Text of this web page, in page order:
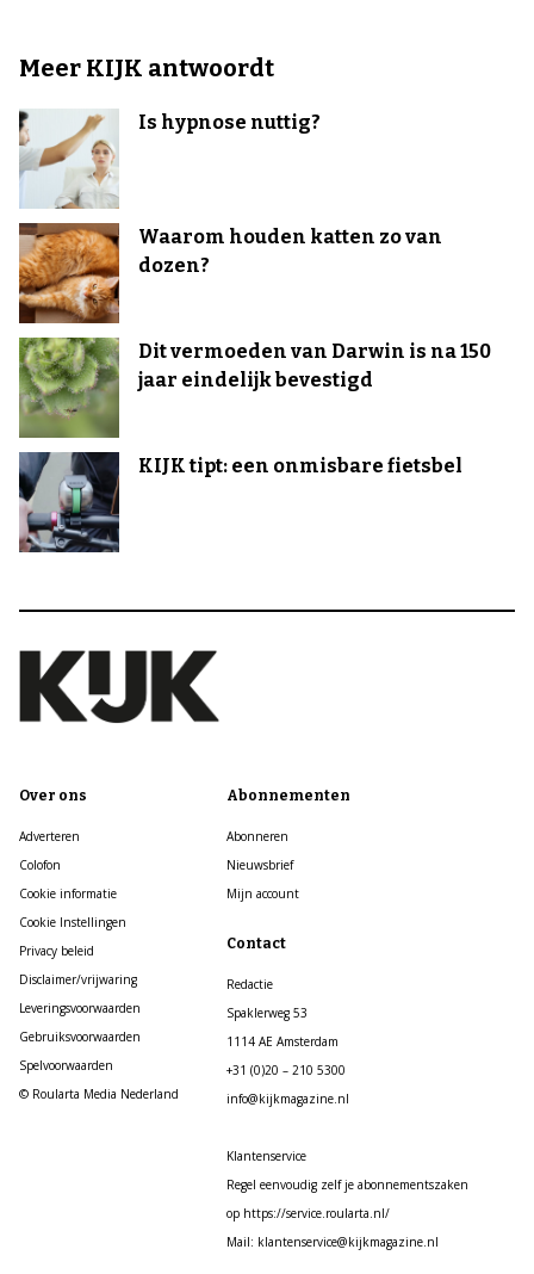
Meer KIJK antwoordt
Is hypnose nuttig?
Waarom houden katten zo van
dozen?
Dit vermoeden van Darwin is na 150
jaar eindelijk bevestigd
KIJK tipt: een onmisbare fietsbel
Over ons
Adverteren
Colofon
Cookie informatie
Cookie Instellingen
Privacy beleid
Disclaimer/vrijwaring
Leveringsvoorwaarden
Gebruiksvoorwaarden
Spelvoorwaarden
© Roularta Media Nederland
Abonnementen
Abonneren
Nieuwsbrief
Mijn account
Contact
Redactie
Spaklerweg 53
1114 AE Amsterdam
+31 (0)20 – 210 5300
info@kijkmagazine.nl
Klantenservice
Regel eenvoudig zelf je abonnementszaken
op https://service.roularta.nl/
Mail: klantenservice@kijkmagazine.nl